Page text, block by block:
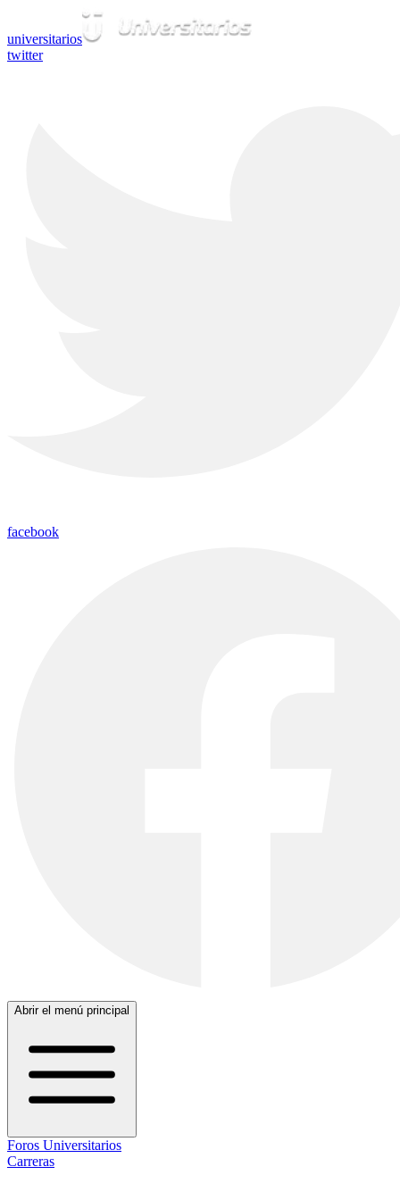
universitarios
twitter
facebook
Abrir el menú principal
Foros Universitarios
Carreras